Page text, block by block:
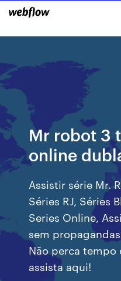
Mr robot 3
online
Assistir série Mr.
Séries RJ, Séries
Series Online,
sem
Não perca tempo
assista aqui!